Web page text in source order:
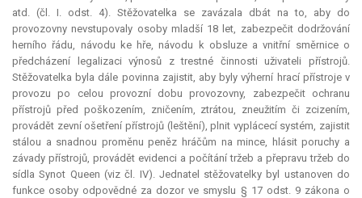
atd. (čl. I. odst. 4). Stěžovatelka se zavázala dbát na to, aby do
provozovny nevstupovaly osoby mladší 18 let, zabezpečit dodržování
herního řádu, návodu ke hře, návodu k obsluze a vnitřní směrnice o
předcházení legalizaci výnosů z trestné činnosti uživateli přístrojů.
Stěžovatelka byla dále povinna zajistit, aby byly výherní hrací přístroje v
provozu po celou provozní dobu provozovny, zabezpečit ochranu
přístrojů před poškozením, zničením, ztrátou, zneužitím či zcizením,
provádět zevní ošetření přístrojů (leštění), plnit vyplácecí systém, zajistit
stálou a snadnou proměnu peněz hráčům na mince, hlásit poruchy a
závady přístrojů, provádět evidenci a počítání tržeb a přepravu tržeb do
sídla Synot Queen (viz čl. IV). Jednatel stěžovatelky byl ustanoven do
funkce osoby odpovědné za dozor ve smyslu § 17 odst. 9 zákona o